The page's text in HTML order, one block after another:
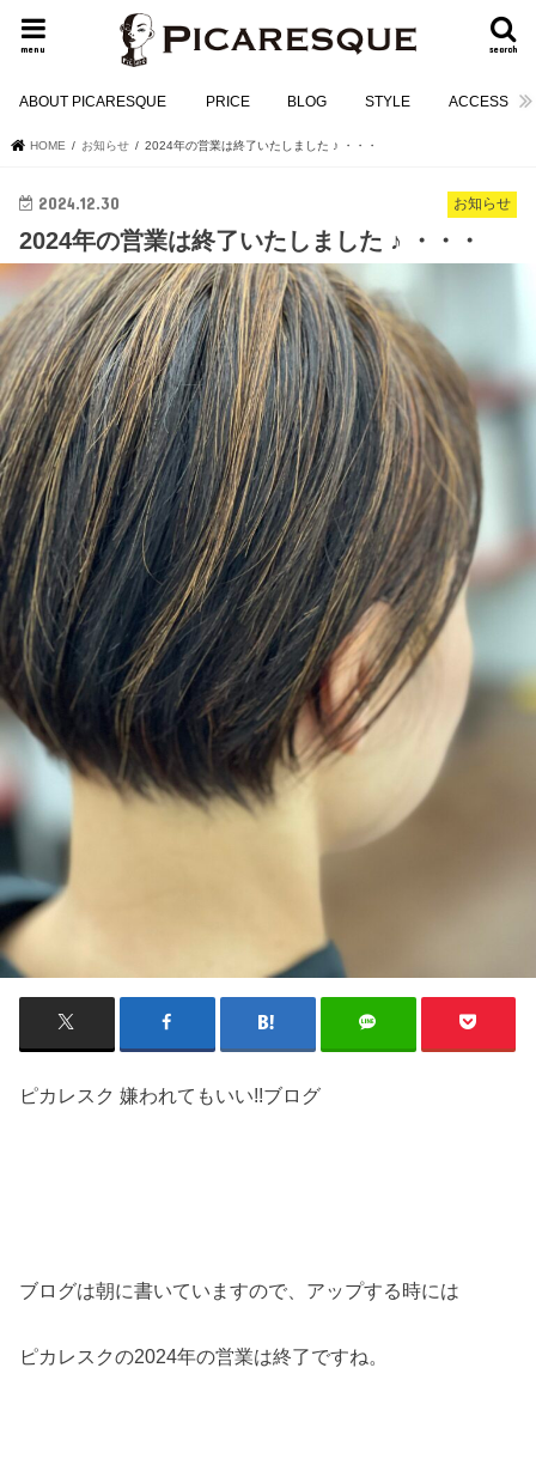
search
menu
ABOUT PICARESQUE PRICE BLOG STYLE ACCESS
HOME お知らせ 2024年の営業は終了いたしました ♪ ・・・
お知らせ
2024.12.30
2024年の営業は終了いたしました ♪ ・・・
ピカレスク 嫌われてもいい!!ブログ
ブログは朝に書いていますので、アップする時には
ピカレスクの2024年の営業は終了ですね。